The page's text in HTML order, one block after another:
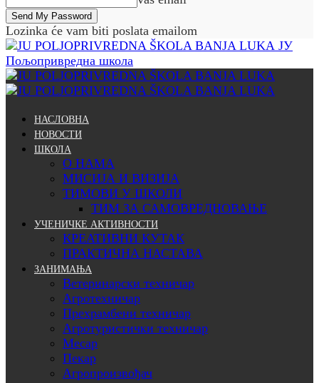
Lozinka će vam biti poslata emailom
ЈУ
Пољопривредна школа
НАСЛОВНА
НОВОСТИ
ШКОЛА
О НАМА
МИСИЈА И ВИЗИЈА
ТИМОВИ У ШКОЛИ
ТИМ ЗА САМОВРЕДНОВАЊЕ
УЧЕНИЧКЕ АКТИВНОСТИ
КРЕАТИВНИ КУТАК
ПРАКТИЧНА НАСТАВА
ЗАНИМАЊА
Ветеринарски техничар
Агротехничар
Прехрамбени техничар
Агротуристички техничар
Месар
Пекар
Агропроизвођач